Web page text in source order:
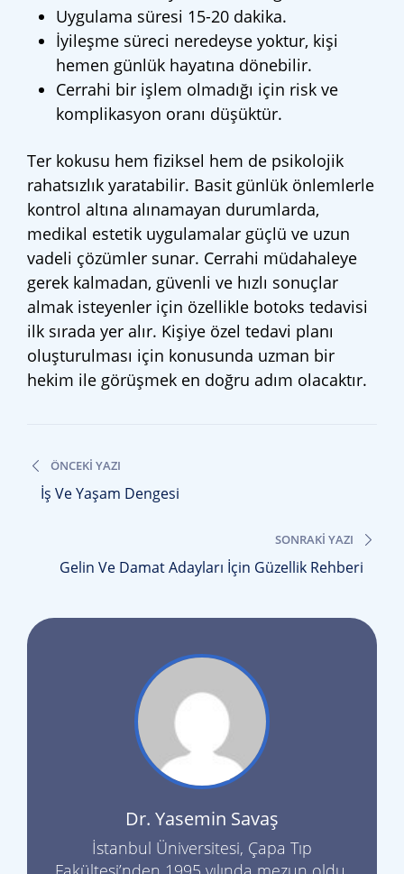
Uygulama süresi 15-20 dakika.
İyileşme süreci neredeyse yoktur, kişi
hemen günlük hayatına dönebilir.
Cerrahi bir işlem olmadığı için risk ve
komplikasyon oranı düşüktür.
Ter kokusu hem fiziksel hem de psikolojik
rahatsızlık yaratabilir. Basit günlük önlemlerle
kontrol altına alınamayan durumlarda,
medikal estetik uygulamalar güçlü ve uzun
vadeli çözümler sunar. Cerrahi müdahaleye
gerek kalmadan, güvenli ve hızlı sonuçlar
almak isteyenler için özellikle botoks tedavisi
ilk sırada yer alır. Kişiye özel tedavi planı
oluşturulması için konusunda uzman bir
hekim ile görüşmek en doğru adım olacaktır.
gezinmesi
ÖNCEKI YAZI
İş Ve Yaşam Dengesi
SONRAKI YAZI
Gelin Ve Damat Adayları İçin Güzellik Rehberi
Dr. Yasemin Savaş
İstanbul Üniversitesi, Çapa Tıp